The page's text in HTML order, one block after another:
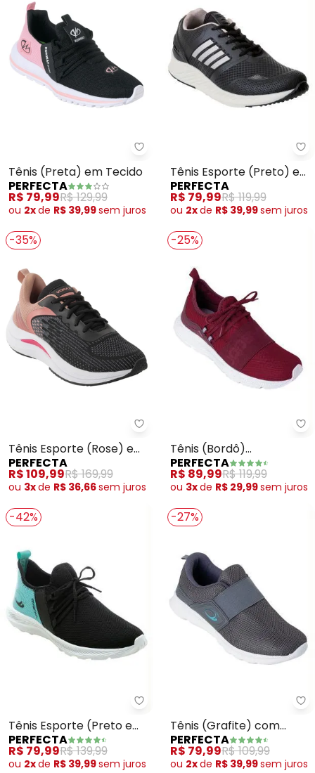
Perfecta - Tênis (Preta) em
Tênis (Preta) em Tecido
PERFECTA
R$ 79,99R$ 129,99
ou 2xde R$ 39,99sem juros
Tênis Esporte (Preto) em
Sintético
PERFECTA
R$ 79,99R$ 119,99
ou 2xde R$ 39,99sem juros
-35%
Perfecta - Tênis Esporte
Tênis Esporte (Rose) em
Tecido
PERFECTA
R$ 109,99R$ 169,99
ou 3xde R$ 36,66sem juros
-25%
Tênis (Bordô)
Acompanha Braçadeira
para Celular
PERFECTA
R$ 89,99R$ 119,99
ou 3xde R$ 29,99sem juros
-42%
Perfecta - Tênis Esporte
Tênis Esporte (Preto e
Verde Água) em Tecido
PERFECTA
R$ 79,99R$ 139,99
ou 2xde R$ 39,99sem juros
-27%
Tênis (Grafite) com
Elástico
PERFECTA
R$ 79,99R$ 109,99
ou 2xde R$ 39,99sem juros